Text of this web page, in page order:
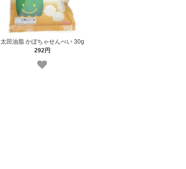
太田油脂 かぼちゃせんべい 30g
292円